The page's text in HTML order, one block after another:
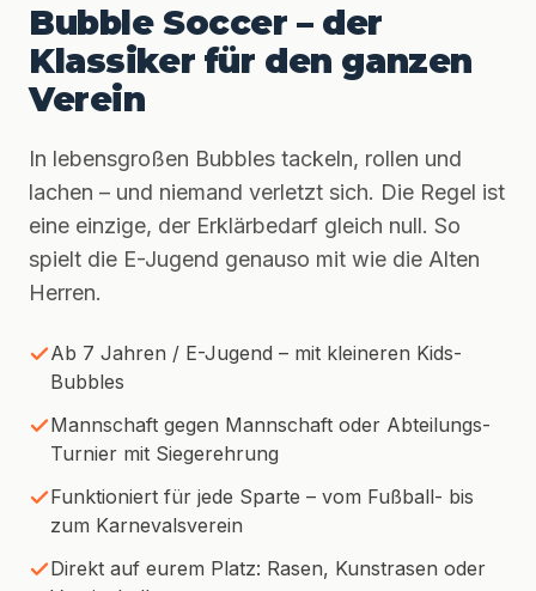
Bubble Soccer – der
Klassiker für den ganzen
Verein
In lebensgroßen Bubbles tackeln, rollen und
lachen – und niemand verletzt sich. Die Regel ist
eine einzige, der Erklärbedarf gleich null. So
spielt die E-Jugend genauso mit wie die Alten
Herren.
Ab 7 Jahren / E-Jugend – mit kleineren Kids-
Bubbles
Mannschaft gegen Mannschaft oder Abteilungs-
Turnier mit Siegerehrung
Funktioniert für jede Sparte – vom Fußball- bis
zum Karnevalsverein
Direkt auf eurem Platz: Rasen, Kunstrasen oder